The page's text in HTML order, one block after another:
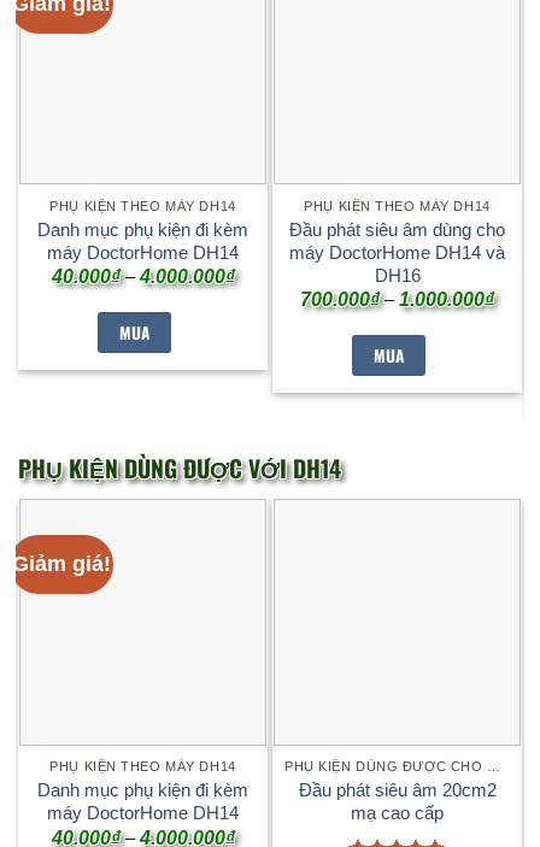
PHỤ KIỆN THEO MÁY DH14
Danh mục phụ kiện đi kèm
máy DoctorHome DH14
40.000₫ – 4.000.000₫Khoảng
giá:
MUA
PHỤ KIỆN THEO MÁY DH14
Đầu phát siêu âm dùng cho
máy DoctorHome DH14 và
DH16
700.000₫ – 1.000.000₫
giá:
MUA
PHỤ KIỆN DÙNG ĐƯỢC VỚI DH14
Giảm giá!
PHỤ KIỆN THEO MÁY DH14
Danh mục phụ kiện đi kèm
máy DoctorHome DH14
40.000₫ – 4.000.000₫Khoảng
Đầu phát siêu âm 20cm2
mạ cao cấp